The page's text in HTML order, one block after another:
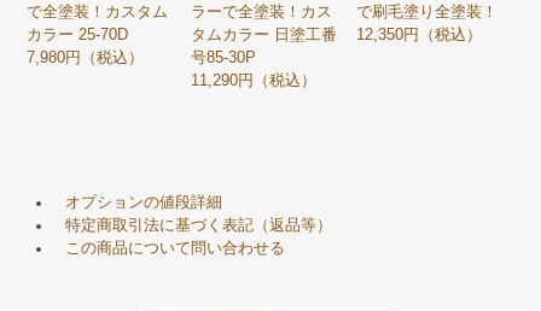
で全塗装！カスタム
カラー 25-70D
7,980円（税込）
ラーで全塗装！カス
タムカラー 日塗工番
号85-30P
11,290円（税込）
で刷毛塗り全塗装！
12,350円（税込）
オプションの値段詳細
特定商取引法に基づく表記（返品等）
この商品について問い合わせる